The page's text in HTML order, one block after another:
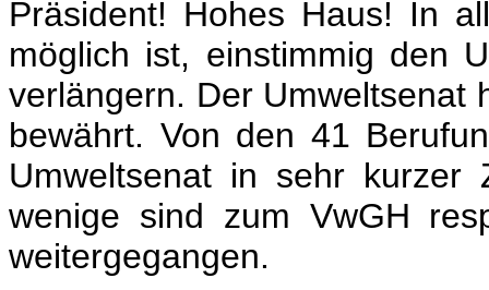
Präsident! Hohes Haus! In
möglich ist, einstimmig den
verlängern. Der Umweltsenat
bewährt. Von den 41
Umweltsenat in sehr
wenige sind zum VwGH
weitergegangen.